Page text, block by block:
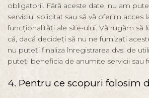
obligatorii. Fără aceste date, nu am
serviciul solicitat sau să vă oferim acces
funcționalități ale site-ului. Vă rugăm să
că, dacă decideți să nu ne furnizați
nu puteți finaliza înregistrarea dvs. de
puteți beneficia de anumite servicii sau
4. Pentru ce scopuri folosim